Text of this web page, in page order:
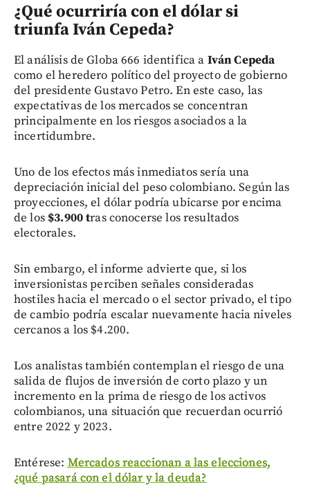
¿Qué ocurriría con el dólar si
triunfa Iván Cepeda?
El análisis de Globa 666 identifica a Iván Cepeda
como el heredero político del proyecto de gobierno
del presidente Gustavo Petro. En este caso, las
expectativas de los mercados se concentran
principalmente en los riesgos asociados a la
incertidumbre.
Uno de los efectos más inmediatos sería una
depreciación inicial del peso colombiano. Según las
proyecciones, el dólar podría ubicarse por encima
de los $3.900 tras conocerse los resultados
electorales.
Sin embargo, el informe advierte que, si los
inversionistas perciben señales consideradas
hostiles hacia el mercado o el sector privado, el tipo
de cambio podría escalar nuevamente hacia niveles
cercanos a los $4.200.
Los analistas también contemplan el riesgo de una
salida de flujos de inversión de corto plazo y un
incremento en la prima de riesgo de los activos
colombianos, una situación que recuerdan ocurrió
entre 2022 y 2023.
Entérese: Mercados reaccionan a las elecciones,
¿qué pasará con el dólar y la deuda?